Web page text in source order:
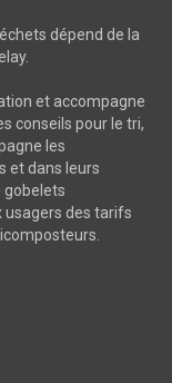
dépend de la
et accompagne
conseils pour le tri,
les
et dans leurs
gobelets
usagers des tarifs